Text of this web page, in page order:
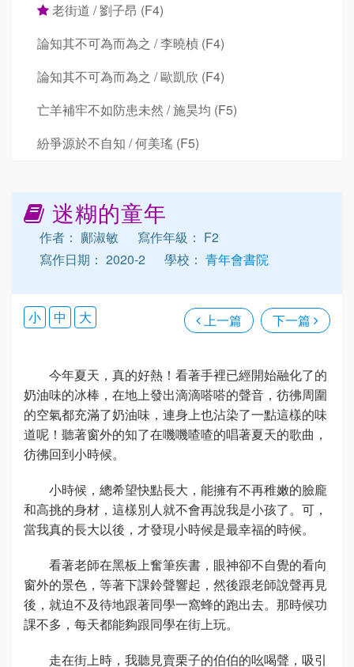
老街道 / 劉子昂 (F4)
論知其不可為而為之 / 李曉楨 (F4)
論知其不可為而為之 / 歐凱欣 (F4)
亡羊補牢不如防患未然 / 施昊均 (F5)
紛爭源於不自知 / 何美瑤 (F5)
迷糊的童年
作者： 鄺淑敏
寫作年級： F2
寫作日期： 2020-2
學校： 青年會書院
上一篇 下一篇
小 中 大
今年夏天，真的好熱！看著手裡已經開始融化了的
奶油味的冰棒，在地上發出滴滴嗒嗒的聲音，彷彿周圍
的空氣都充滿了奶油味，連身上也沾染了一點這樣的味
道呢！聽著窗外的知了在嘰嘰喳喳的唱著夏天的歌曲，
彷彿回到小時候。
小時候，總希望快點長大，能擁有不再稚嫩的臉龐
和高挑的身材，這樣別人就不會再說我是小孩了。可，
當我真的長大以後，才發現小時候是最幸福的時候。
看著老師在黑板上奮筆疾書，眼神卻不自覺的看向
窗外的景色，等著下課鈴聲響起，然後跟老師說聲再見
後，就迫不及待地跟著同學一窩蜂的跑出去。那時候功
課不多，每天都能夠跟同學在街上玩。
走在街上時，我聽見賣栗子的伯伯的吆喝聲，吸引